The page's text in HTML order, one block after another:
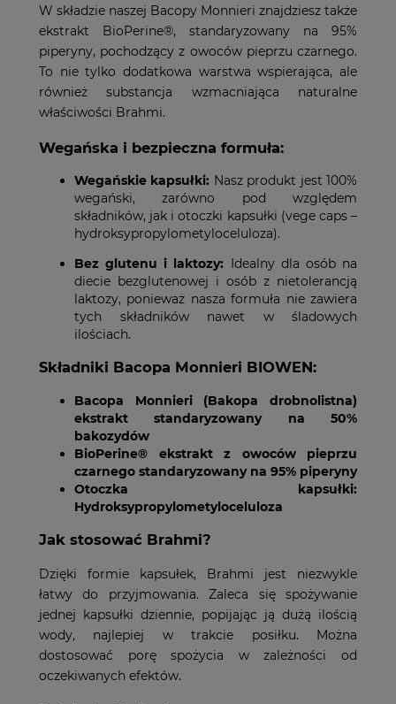
W składzie naszej Bacopy Monnieri znajdziesz także
ekstrakt BioPerine®, standaryzowany na 95%
piperyny, pochodzący z owoców pieprzu czarnego.
To nie tylko dodatkowa warstwa wspierająca, ale
również substancja wzmacniająca naturalne
właściwości Brahmi.
Wegańska i bezpieczna formuła:
Wegańskie kapsułki: Nasz produkt jest 100%
wegański, zarówno pod względem
składników, jak i otoczki kapsułki (vege caps –
hydroksypropylometyloceluloza).
Bez glutenu i laktozy: Idealny dla osób na
diecie bezglutenowej i osób z nietolerancją
laktozy, ponieważ nasza formuła nie zawiera
tych składników nawet w śladowych
ilościach.
Składniki Bacopa Monnieri BIOWEN:
Bacopa Monnieri (Bakopa drobnolistna)
ekstrakt standaryzowany na 50%
bakozydów
BioPerine® ekstrakt z owoców pieprzu
czarnego standaryzowany na 95% piperyny
Otoczka kapsułki:
Hydroksypropylometyloceluloza
Jak stosować Brahmi?
Dzięki formie kapsułek, Brahmi jest niezwykle
łatwy do przyjmowania. Zaleca się spożywanie
jednej kapsułki dziennie, popijając ją dużą ilością
wody, najlepiej w trakcie posiłku. Można
dostosować porę spożycia w zależności od
oczekiwanych efektów.